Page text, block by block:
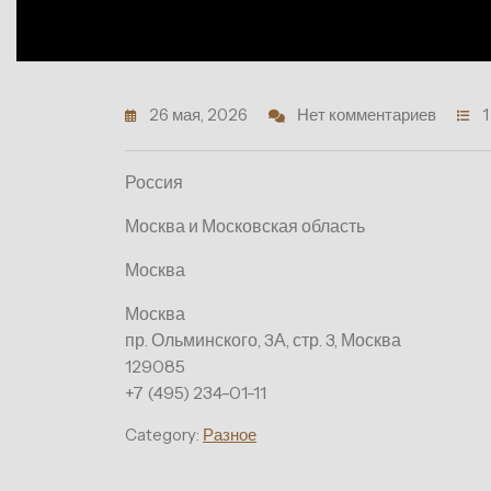
26 мая, 2026 Нет комментариев
Россия
Москва и Московская область
Москва
Москва
пр. Ольминского, 3А, стр. 3, Москва
129085
+7 (495) 234-01-11
Category: Разное